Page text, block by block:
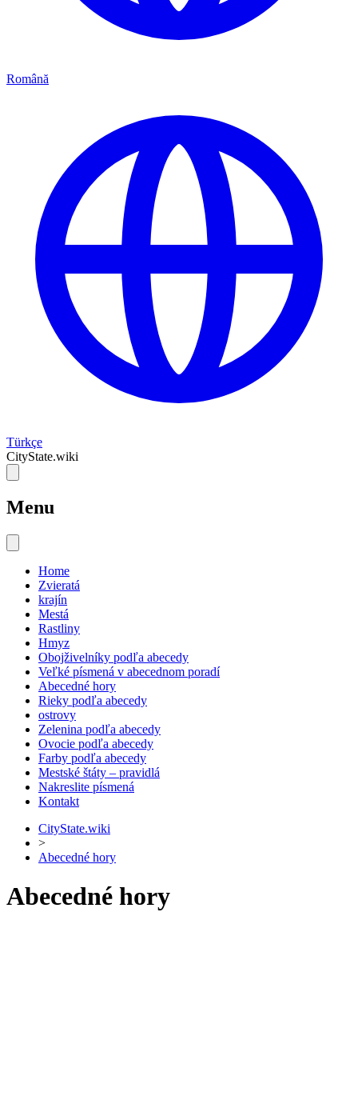
Română
Türkçe
CityState.wiki
Menu
Home
Zvieratá
krajín
Mestá
Rastliny
Hmyz
Obojživelníky podľa abecedy
Veľké písmená v abecednom poradí
Abecedné hory
Rieky podľa abecedy
ostrovy
Zelenina podľa abecedy
Ovocie podľa abecedy
Farby podľa abecedy
Mestské štáty – pravidlá
Nakreslite písmená
Kontakt
CityState.wiki
>
Abecedné hory
Abecedné hory